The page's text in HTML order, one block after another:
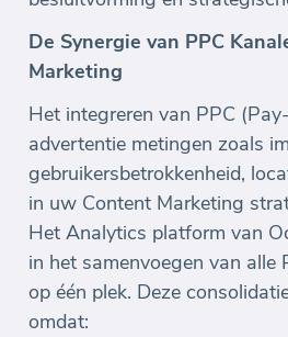
De Synergie van PPC
Marketing
Het integreren van PPC
advertentie metingen zoals
gebruikersbetrokkenheid,
in uw Content Marketing
Het Analytics platform van
in het samenvoegen van alle
op één plek. Deze
omdat: